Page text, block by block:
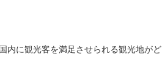
内に観光客を満足させられる観光地がど